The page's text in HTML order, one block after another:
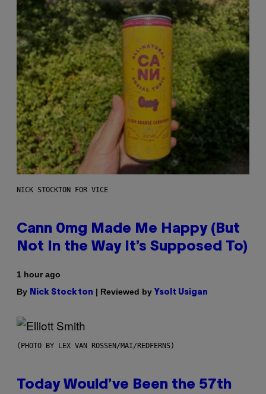
NICK STOCKTON FOR VICE
Cann 0mg Made Me Happy (But
Not In the Way It’s Supposed To)
1 hour ago
By Nick Stockton | Reviewed by Ysolt Usigan
(PHOTO BY LEX VAN ROSSEN/MAI/REDFERNS)
Today Would’ve Been the 57th